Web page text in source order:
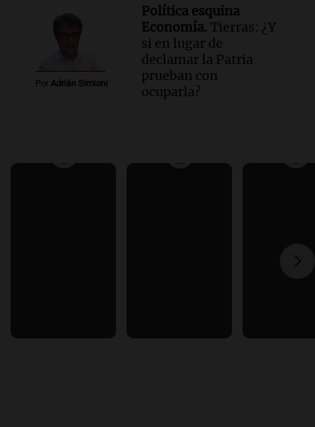
Por Adrián Simioni
Política esquina
Economía. Tierras: ¿Y
si en lugar de
declamar la Patria
prueban con
ocuparla?